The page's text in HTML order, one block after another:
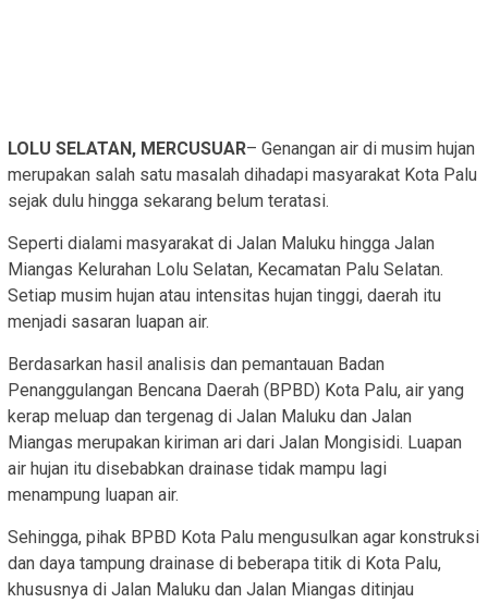
LOLU SELATAN, MERCUSUAR– Genangan air di musim hujan
merupakan salah satu masalah dihadapi masyarakat Kota Palu
sejak dulu hingga sekarang belum teratasi.
Seperti dialami masyarakat di Jalan Maluku hingga Jalan
Miangas Kelurahan Lolu Selatan, Kecamatan Palu Selatan.
Setiap musim hujan atau intensitas hujan tinggi, daerah itu
menjadi sasaran luapan air.
Berdasarkan hasil analisis dan pemantauan Badan
Penanggulangan Bencana Daerah (BPBD) Kota Palu, air yang
kerap meluap dan tergenag di Jalan Maluku dan Jalan
Miangas merupakan kiriman ari dari Jalan Mongisidi. Luapan
air hujan itu disebabkan drainase tidak mampu lagi
menampung luapan air.
Sehingga, pihak BPBD Kota Palu mengusulkan agar konstruksi
dan daya tampung drainase di beberapa titik di Kota Palu,
khususnya di Jalan Maluku dan Jalan Miangas ditinjau